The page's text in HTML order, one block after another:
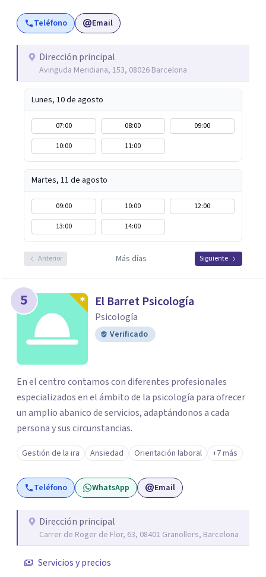
que vaya surgiendo, acompaño al paciente a encontrar el
significado de sus vivencias y/o problemáticas que le
intenta promover un nuevo sentido a la experiencia con
uno mismo/a y con el mundo externo, buscando un mayor
bienestar.
Teléfono Email
Dirección principal
Avinguda Meridiana, 153, 08026 Barcelona
Lunes, 10 de agosto
07:00 08:00
09:00
10:00
11:00
Martes, 11 de agosto
09:00 10:00
12:00
13:00
14:00
Anterior Más días Siguiente
5 El Barret Psicología
Psicología
Verificado
En el centro contamos con diferentes profesionales
especializados en el ámbito de la psicología para ofrecer
un amplio abanico de servicios, adaptándonos a cada
persona y sus circunstancias.
Gestión de la ira Ansiedad Orientación laboral +7 más
Teléfono WhatsApp Email
Dirección principal
Carrer de Roger de Flor, 63, 08401 Granollers, Barcelona
Servicios y precios